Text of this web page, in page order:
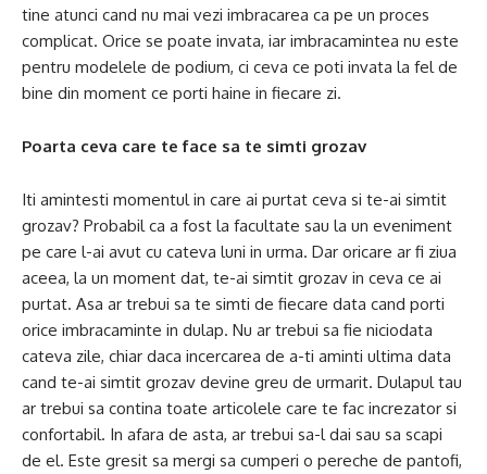
tine atunci cand nu mai vezi imbracarea ca pe un proces
complicat. Orice se poate invata, iar imbracamintea nu este
pentru modelele de podium, ci ceva ce poti invata la fel de
bine din moment ce porti haine in fiecare zi.
Poarta ceva care te face sa te simti grozav
Iti amintesti momentul in care ai purtat ceva si te-ai simtit
grozav? Probabil ca a fost la facultate sau la un eveniment
pe care l-ai avut cu cateva luni in urma. Dar oricare ar fi ziua
aceea, la un moment dat, te-ai simtit grozav in ceva ce ai
purtat. Asa ar trebui sa te simti de fiecare data cand porti
orice imbracaminte in dulap. Nu ar trebui sa fie niciodata
cateva zile, chiar daca incercarea de a-ti aminti ultima data
cand te-ai simtit grozav devine greu de urmarit. Dulapul tau
ar trebui sa contina toate articolele care te fac increzator si
confortabil. In afara de asta, ar trebui sa-l dai sau sa scapi
de el. Este gresit sa mergi sa cumperi o pereche de pantofi,